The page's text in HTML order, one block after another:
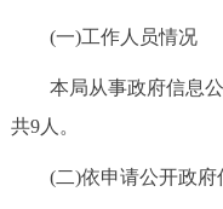
(一)工作人员情况
本局从事政府信息公
共9人。
(二)依申请公开政府